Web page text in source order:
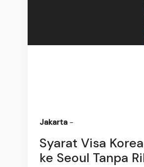
Jakarta -
Syarat Visa
ke Seoul Tanpa